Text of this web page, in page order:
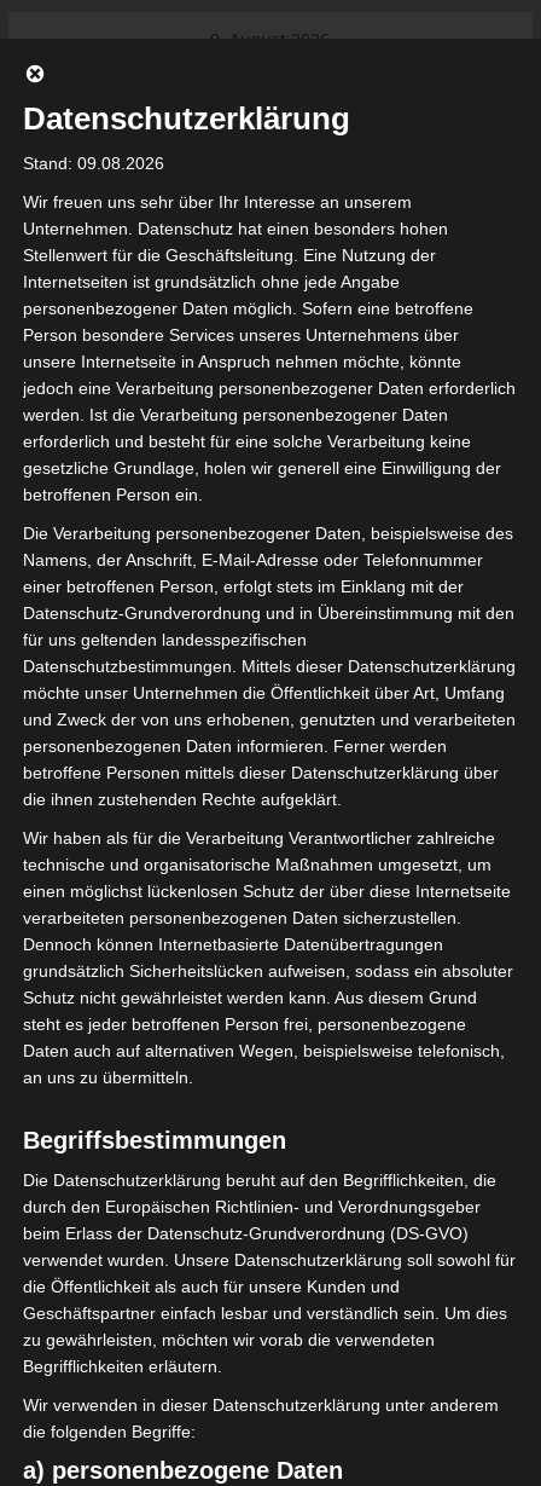
9. August 2026
beginnt am 22. und 23. August
2026 (Update)
Meisterschaft an
Ligue 1 Pro: Spielplan der ersten 15
Spieltage der Saison 2026/2027
Ligue 2 Pro Tunesien 2026/2027 –
Saison beginnt am am 19./20.
September 2026
Internationaler Sportgerichtshof
lehnt Eilverfahren ab – AS Soliman
steuert auf die Ligue 2 zu
tunesienfussball.de
Tunesien Ligafußball
von Google Adsense (Google Ireland Limited, Gordon House, Barrow
Ireland) benötigen wir laut DSGVO Ihre Zustimmung. Es werden seitens
Daten erhoben, verarbeitet und gespeichert. Welche Daten genau
bitte den Datenschutzbedingungen.
Google Adsenseist deaktiviert. ✓ Erlauben Datenschutzbedingungen
Sie befinden sich hier:Startseite»Espoir Sportif de
Hammam Sousse (ESHS) – Espérance Sportive de
18 Mai 2022-15:00
Meisterschaft Tunesien 2021/22 - Playout
Abstiegsrunde | Spieltag 3
Halbzeit: 0-0
Espoir Sportif de
Hammam Sousse
(ESHS) 1
Espérance
Sportive de Zarzis
(ESZ) 1
ENDERGEBNIS
Stade Municipal Bou Ali-Lahouar, Hammam
Sousse
TORE
Datenschutzerklärung
Stand: 09.08.2026
Wir freuen uns sehr über Ihr Interesse an unserem
Unternehmen. Datenschutz hat einen besonders hohen
Stellenwert für die Geschäftsleitung. Eine Nutzung der
Internetseiten ist grundsätzlich ohne jede Angabe
personenbezogener Daten möglich. Sofern eine betroffene
Person besondere Services unseres Unternehmens über
unsere Internetseite in Anspruch nehmen möchte, könnte
jedoch eine Verarbeitung personenbezogener Daten erforderlich
werden. Ist die Verarbeitung personenbezogener Daten
erforderlich und besteht für eine solche Verarbeitung keine
gesetzliche Grundlage, holen wir generell eine Einwilligung der
betroffenen Person ein.
Die Verarbeitung personenbezogener Daten, beispielsweise des
Namens, der Anschrift, E-Mail-Adresse oder Telefonnummer
einer betroffenen Person, erfolgt stets im Einklang mit der
Datenschutz-Grundverordnung und in Übereinstimmung mit den
für uns geltenden landesspezifischen
Datenschutzbestimmungen. Mittels dieser Datenschutzerklärung
möchte unser Unternehmen die Öffentlichkeit über Art, Umfang
und Zweck der von uns erhobenen, genutzten und verarbeiteten
personenbezogenen Daten informieren. Ferner werden
betroffene Personen mittels dieser Datenschutzerklärung über
die ihnen zustehenden Rechte aufgeklärt.
Wir haben als für die Verarbeitung Verantwortlicher zahlreiche
technische und organisatorische Maßnahmen umgesetzt, um
einen möglichst lückenlosen Schutz der über diese Internetseite
verarbeiteten personenbezogenen Daten sicherzustellen.
Dennoch können Internetbasierte Datenübertragungen
grundsätzlich Sicherheitslücken aufweisen, sodass ein absoluter
Schutz nicht gewährleistet werden kann. Aus diesem Grund
steht es jeder betroffenen Person frei, personenbezogene
Daten auch auf alternativen Wegen, beispielsweise telefonisch,
an uns zu übermitteln.
Begriffsbestimmungen
Die Datenschutzerklärung beruht auf den Begrifflichkeiten, die
durch den Europäischen Richtlinien- und Verordnungsgeber
beim Erlass der Datenschutz-Grundverordnung (DS-GVO)
verwendet wurden. Unsere Datenschutzerklärung soll sowohl für
die Öffentlichkeit als auch für unsere Kunden und
Geschäftspartner einfach lesbar und verständlich sein. Um dies
zu gewährleisten, möchten wir vorab die verwendeten
Begrifflichkeiten erläutern.
Wir verwenden in dieser Datenschutzerklärung unter anderem
die folgenden Begriffe:
a) personenbezogene Daten